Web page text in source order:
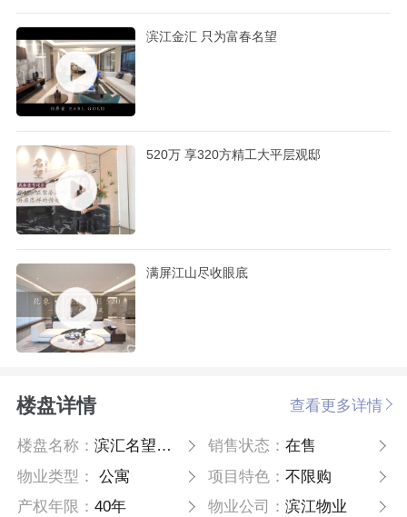
滨江金汇 只为富春名望
520万 享320方精工大平层观邸
满屏江山尽收眼底
楼盘详情 查看更多详情
楼盘名称：滨汇名望云筑 销售状态： 在售
物业类型：
公寓 项目特色： 不限购
产权年限：40年 物业公司： 滨江物业